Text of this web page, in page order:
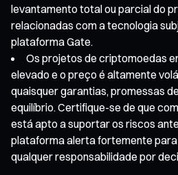
levantamento total ou parcial do
relacionadas com a tecnologia
plataforma Gate.
Os projetos de criptomoedas
elevado e o preço é altamente
quaisquer garantias, promessas
equilíbrio. Certifique-se de que
está apto a suportar os riscos
plataforma alerta fortemente para
qualquer responsabilidade por